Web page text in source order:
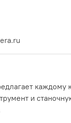
каждому
и